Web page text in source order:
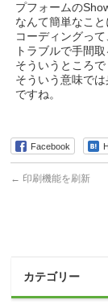
プフォームの
なんて簡単なこ
コーディングっ
トラブルで手間
そういうところ
そういう意味で
ですね。
Facebook
← 印刷機能を刷新
カテゴリー